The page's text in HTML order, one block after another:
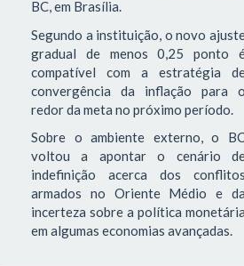
BC, em Brasília.
Segundo a instituição, o novo
gradual de menos 0,25 ponto
compatível com a estratégia
convergência da inflação para o
redor da meta no próximo período.
Sobre o ambiente externo, o
voltou a apontar o cenário
indefinição acerca dos conflitos
armados no Oriente Médio e da
incerteza sobre a política monetária
em algumas economias avançadas.